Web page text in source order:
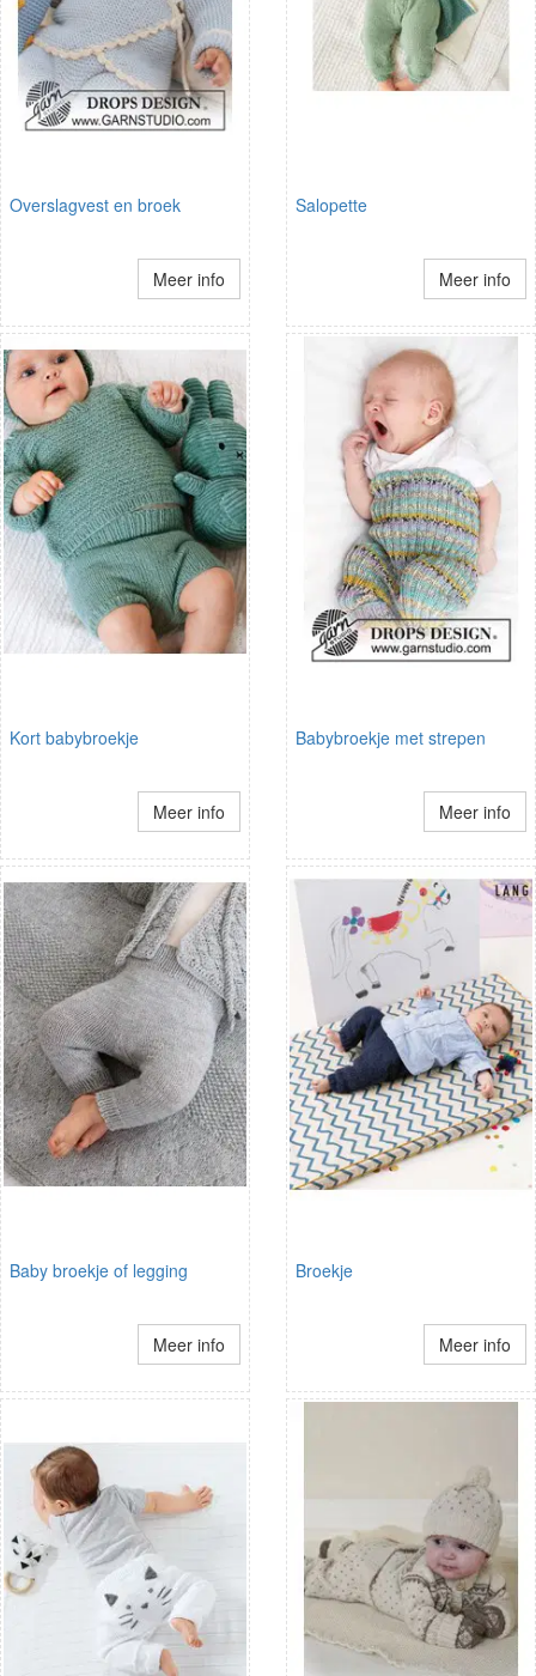
Overslagvest en broek
Meer info
Salopette
Meer info
Kort babybroekje
Meer info
Babybroekje met strepen
Meer info
Baby broekje of legging
Meer info
Broekje
Meer info